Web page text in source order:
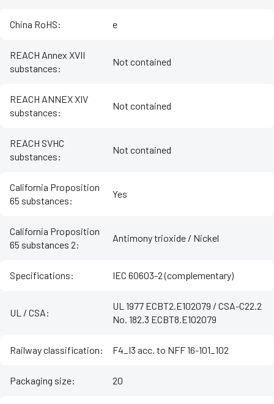
China RoHS: e
REACH Annex XVII
substances:
Not contained
REACH ANNEX XIV
substances:
Not contained
REACH SVHC
substances:
Not contained
California Proposition
65 substances:
Yes
California Proposition
65 substances 2:
Antimony trioxide / Nickel
Specifications: IEC 60603-2 (complementary)
UL / CSA:
UL 1977 ECBT2.E102079 / CSA-C22.2
No. 182.3 ECBT8.E102079
Railway classification: F4_I3 acc. to NFF 16-101_102
Packaging size: 20